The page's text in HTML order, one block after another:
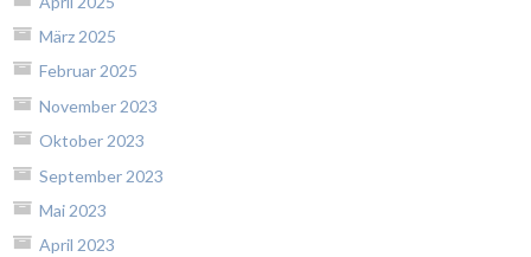
März 2025
Februar 2025
November 2023
Oktober 2023
September 2023
Mai 2023
April 2023